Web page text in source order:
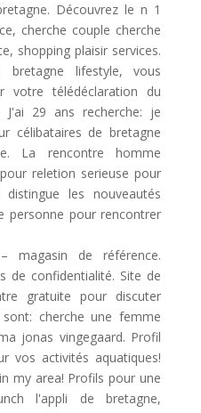
Découvrez le n 1
cherche couple cherche
shopping plaisir services.
bretagne lifestyle, vous
votre télédéclaration du
29 ans recherche: je
célibataires de bretagne
La rencontre homme
reletion serieuse pour
les nouveautés
personne pour rencontrer
magasin de référence.
de confidentialité. Site de
gratuite pour discuter
cherche une femme
jonas vingegaard. Profil
vos activités aquatiques!
my area! Profils pour une
l'appli de bretagne,